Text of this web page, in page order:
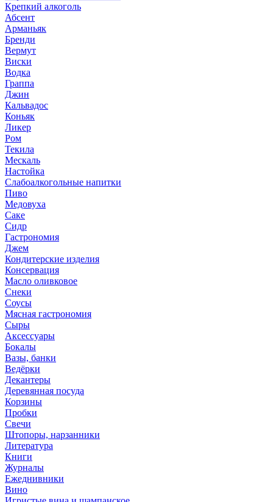
Крепкий алкоголь
Абсент
Арманьяк
Бренди
Вермут
Виски
Водка
Граппа
Джин
Кальвадос
Коньяк
Ликер
Ром
Текила
Мескаль
Настойка
Слабоалкогольные напитки
Пиво
Медовуха
Саке
Сидр
Гастрономия
Джем
Кондитерские изделия
Консервация
Масло оливковое
Снеки
Соусы
Мясная гастрономия
Сыры
Аксессуары
Бокалы
Вазы, банки
Ведёрки
Декантеры
Деревянная посуда
Корзины
Пробки
Свечи
Штопоры, нарзанники
Литература
Книги
Журналы
Ежеднивники
Вино